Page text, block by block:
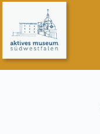
Zum
springen